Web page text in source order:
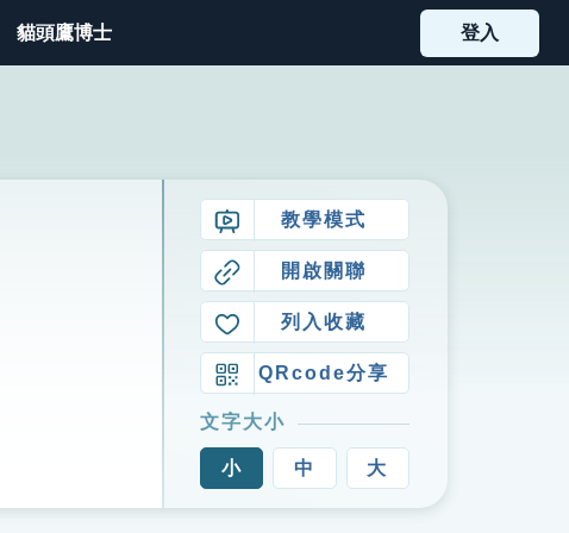
貓頭鷹博士 登入
教學模式
開啟關聯
列入收藏
QRcode分享
文字大小
小 中 大